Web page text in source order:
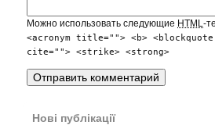
Можно использовать следующие HTML-
<acronym title=""> <b>
cite=""> <strike> <strong>
Нові публікації